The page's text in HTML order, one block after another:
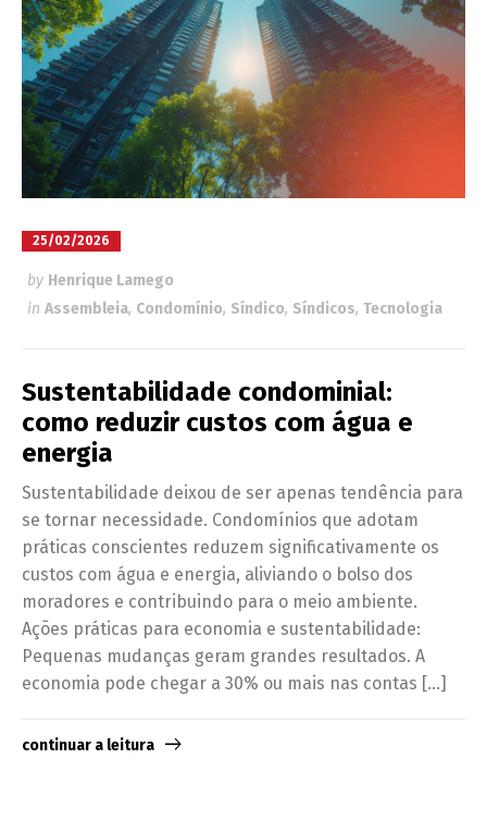
25/02/2026
by Henrique Lamego
in Assembleia, Condomínio, Síndico, Síndicos, Tecnologia
Sustentabilidade condominial:
como reduzir custos com água e
energia
Sustentabilidade deixou de ser apenas tendência para
se tornar necessidade. Condomínios que adotam
práticas conscientes reduzem significativamente os
custos com água e energia, aliviando o bolso dos
moradores e contribuindo para o meio ambiente.
Ações práticas para economia e sustentabilidade:
Pequenas mudanças geram grandes resultados. A
economia pode chegar a 30% ou mais nas contas […]
continuar a leitura